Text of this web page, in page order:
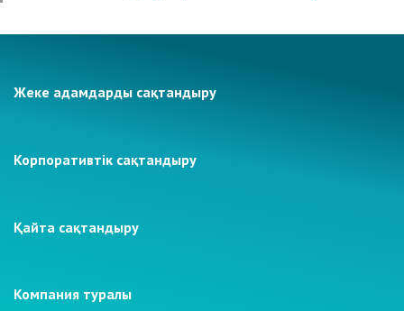
Жеке адамдарды сақтандыру
Корпоративтік сақтандыру
Қайта сақтандыру
Компания туралы